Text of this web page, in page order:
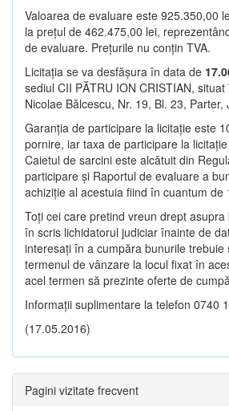
Valoarea de evaluare este 925.350,00
la prețul de 462.475,00 lei,
de evaluare. Prețurile nu conțin TVA.
Licitația se va desfășura în data de
sediul CII PĂTRU ION CRISTIAN,
Nicolae Bălcescu, Nr. 19, Bl. 23, Parter,
Garanția de participare la licitație este
pornire, iar taxa de participare la
Caietul de sarcini este alcătuit din
participare și Raportul de evaluare a
achiziție al acestuia fiind în cuantum de
Toți cei care pretind vreun drept
în scris lichidatorul judiciar înainte de
interesați în a cumpăra bunurile trebuie
termenul de vânzare la locul fixat în
acel termen să prezinte oferte de
Informații suplimentare la telefon 0740
(17.05.2016)
Pagini vizitate frecvent